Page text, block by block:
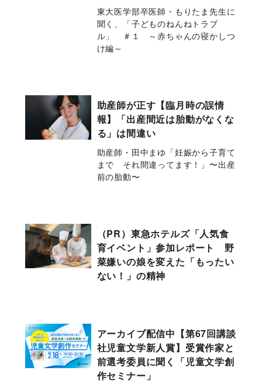
東大医学部卒医師・もりたま先生に
聞く、「子どものねんねトラブ
ル」 ＃１ ～赤ちゃんの寝かしつ
け編～
助産師が正す【臨月時の誤情
報】「出産間近は胎動がなくな
る」は間違い
助産師・田中まゆ「妊娠から子育て
まで それ間違ってます！」〜出産
前の胎動〜
（PR）東急ホテルズ「人気食
育イベント」参加レポート 野
菜嫌いの娘を変えた「もったい
ない！」の精神
アーカイブ配信中【第67回講談
社児童文学新人賞】受賞作家と
前選考委員に聞く「児童文学創
作セミナー」